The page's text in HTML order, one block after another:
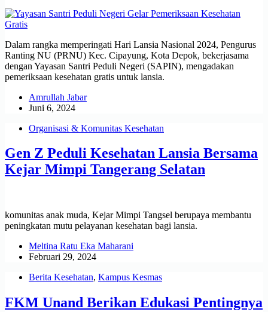
Dalam rangka memperingati Hari Lansia Nasional 2024, Pengurus
Ranting NU (PRNU) Kec. Cipayung, Kota Depok, bekerjasama
dengan Yayasan Santri Peduli Negeri (SAPIN), mengadakan
pemeriksaan kesehatan gratis untuk lansia.
Amrullah Jabar
Juni 6, 2024
Organisasi & Komunitas Kesehatan
Gen Z Peduli Kesehatan Lansia Bersama
Kejar Mimpi Tangerang Selatan
komunitas anak muda, Kejar Mimpi Tangsel berupaya membantu
peningkatan mutu pelayanan kesehatan bagi lansia.
Meltina Ratu Eka Maharani
Februari 29, 2024
Berita Kesehatan, Kampus Kesmas
FKM Unand Berikan Edukasi Pentingnya